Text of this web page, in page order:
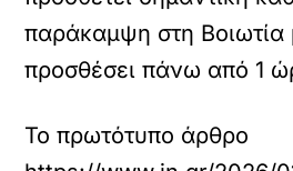
παράκαμψη στη Βοιωτία
προσθέσει πάνω από 1
Το πρωτότυπο άρθρο